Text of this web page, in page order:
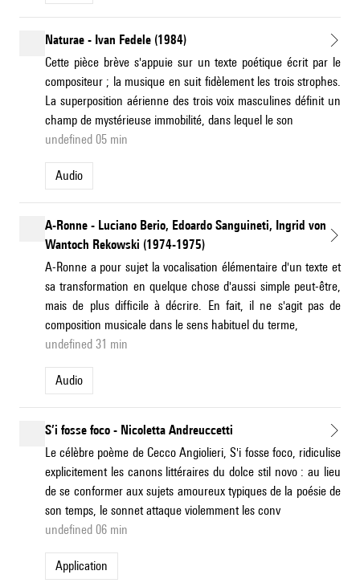
Naturae - Ivan Fedele (1984)
Cette pièce brève s'appuie sur un texte poétique écrit par le
compositeur ; la musique en suit fidèlement les trois strophes.
La superposition aérienne des trois voix masculines définit un
champ de mystérieuse immobilité, dans lequel le son
undefined 05 min
Audio
A-Ronne - Luciano Berio, Edoardo Sanguineti, Ingrid von
Wantoch Rekowski (1974-1975)
A-Ronne a pour sujet la vocalisation élémentaire d'un texte et
sa transformation en quelque chose d'aussi simple peut-être,
mais de plus difficile à décrire. En fait, il ne s'agit pas de
composition musicale dans le sens habituel du terme,
undefined 31 min
Audio
S’i fosse foco - Nicoletta Andreuccetti
Le célèbre poème de Cecco Angiolieri, S'i fosse foco, ridiculise
explicitement les canons littéraires du dolce stil novo : au lieu
de se conformer aux sujets amoureux typiques de la poésie de
son temps, le sonnet attaque violemment les conv
undefined 06 min
application